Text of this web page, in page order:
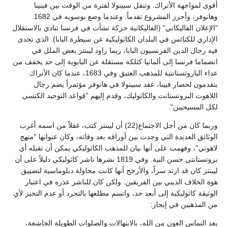
أقوى لمواجهة الأتراك. وتنقل سبينولا لفترة من الوقت بين فينينا
وهانوفر، وأحرز المشروع تقدماً. وعندما وضع بوسويه في 1682
"الإعلان الفاليكاني" (الفاليكانية حركة نشأت في فرنسا تنادي بالاستقلال
الإداري للكنائس في البلدان الكاثوليكية عن سيطرة البابا). الذي تحدى
فيه رجال الدين الفرنسيون البابا، ربما راود ليبنتز بعض الملل في
انضماما فرنسا إلى ألمانيا كثلكة مستقلة عن البابوية إلى حد يخفف من
عداء الباروتستانتية للمذهب العتيق وفي 1683، عندما كان الأتراك
يتقدمون لحصار فيينا، عقد سبينولا في هانوفر مؤتمراً يضم رجال
اللاهوت البروتستانت والكاثوليك، وقدم إليهم "قواعد التوحيد الكنسي
لكل المسيحيين".
وربما كان من أجل الاجتماع(22) أن ليبنتز كتب، غفلاً من اسمه أغرب
الوثائق العديدة التي وجدت بين أوراقه بعد وفاته، وكان عنوانها "منهج
لاهوتي"، وفهمت على أنها بيان للمذهب الكاثوليكي يمكن أن تقبله أي
بروتستانتي حسن النية. وفي 1819 نشرها ناشر كاثوليكي دليلاً على أن
ليبنتز كان قد ارتد سراً، والأرجح أنها كانت محاولة دبلوماسية لتضييق
هوة الخلاف الديني بين الفريقين. ولكن كان للناشر عذره في اعتبار
الوثيقة كاثوليكية إلى أبعد حد، واتسم مطلعها بالتجرد أو عدم التحيز لأي
من المذهبين في إيجاز:
بعد التماس العون من الله، بالابتهالات والصلوات الطويلة الخاشعة،